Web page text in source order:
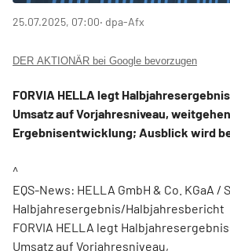
25.07.2025, 07:00‧ dpa-Afx
DER AKTIONÄR bei Google bevorzugen
FORVIA HELLA legt
Umsatz auf Vorjahresniveau,
Ergebnisentwicklung; Ausblick wird
^
EQS-News: HELLA GmbH & Co. KGaA /
Halbjahresergebnis/Halbjahresbericht
FORVIA HELLA legt
Umsatz auf Vorjahresniveau,